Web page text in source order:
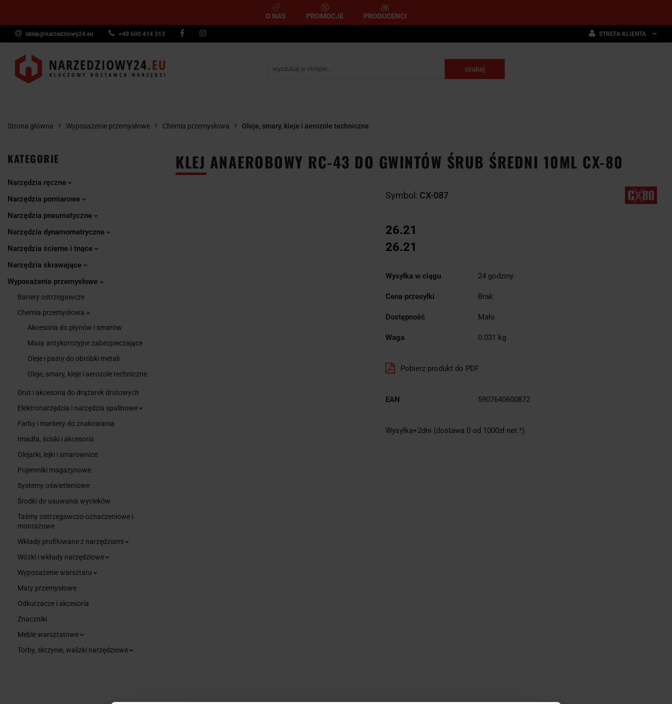
O NAS PROMOCJE PRODUCENCI
sklep@narzedziowy24.eu +48 600 414 313 STREFA KLIENTA
Narzędzia ręczne Narzędzia pomiarowe Narzędzia pneumatyczne
Narzędzia dynamometryczne Narzędzia skrawające
Strona główna Wyposażenie przemysłowe Chemia przemysłowa Oleje, smary, kleje i aerozole techniczne
KATEGORIE
Narzędzia ręczne
Narzędzia pomiarowe
Narzędzia pneumatyczne
Narzędzia dynamometryczne
Narzędzia ścierne i tnące
Narzędzia skrawające
Wyposażenie przemysłowe
Bariery ostrzegawcze
Chemia przemysłowa
Akcesoria do płynów i smarów
Masy antykorozyjne zabezpieczające
Oleje i pasty do obróbki metali
Oleje, smary, kleje i aerozole techniczne
Drut i akcesoria do drążarek drutowych
Elektronarzędzia i narzędzia spalinowe
Farby i markery do znakowania
Imadła, ściski i akcesoria
Olejarki, lejki i smarownice
Pojemniki magazynowe
Systemy oświetleniowe
Środki do usuwania wycieków
Taśmy ostrzegawczo-oznaczeniowe i
montażowe
Wkłady profilowane z narzędziami
Wózki i wkłady narzędziowe
Wyposażenie warsztatu
Maty przemysłowe
Odkurzacze i akcesoria
Znaczniki
Meble warsztatowe
Torby, skrzynie, walizki narzędziowe
KLEJ ANAEROBOWY RC-43 DO GWINTÓW ŚRUB ŚREDNI 10ML CX-80
Symbol: CX-087
26.21
26.21
Wysyłka w ciągu 24 godziny
Cena przesyłki Brak
Dostępność Mało
Waga 0.031 kg
Pobierz produkt do PDF
EAN 5907640600872
Wysyłka+2dni (dostawa 0 od 1000zł net.*)